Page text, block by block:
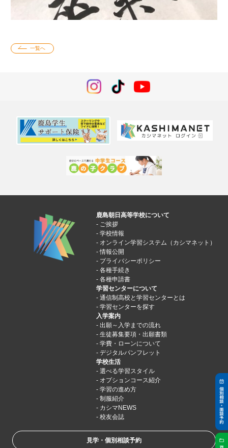
一覧へ
鹿島朝日高等学校について
ご挨拶
学校情報
オンライン学習システム（カシマネット）
情報公開
プライバシーポリシー
各種手続き
各種申請書
学習センターについて
通信制高校と学習センターとは
学習センターを探す
入学案内
出願～入学までの流れ
生徒募集要項・出願書類
学費・ローンについて
デジタルパンフレット
学校生活
選べる学習スタイル
オプションコース紹介
学習の進め方
制服紹介
カシマNEWS
校友会誌
見学・個別相談予約